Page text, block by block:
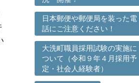
日本郵便や郵便局を装った電
話にご注意ください！
大洗町職員採用試験の実施に
ついて（令和９年４月採用予
定・社会人経験者）